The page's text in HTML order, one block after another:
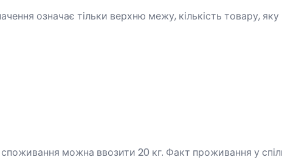
означає тільки верхню межу, кількість товару,
можна ввозити 20 кг. Факт проживання у